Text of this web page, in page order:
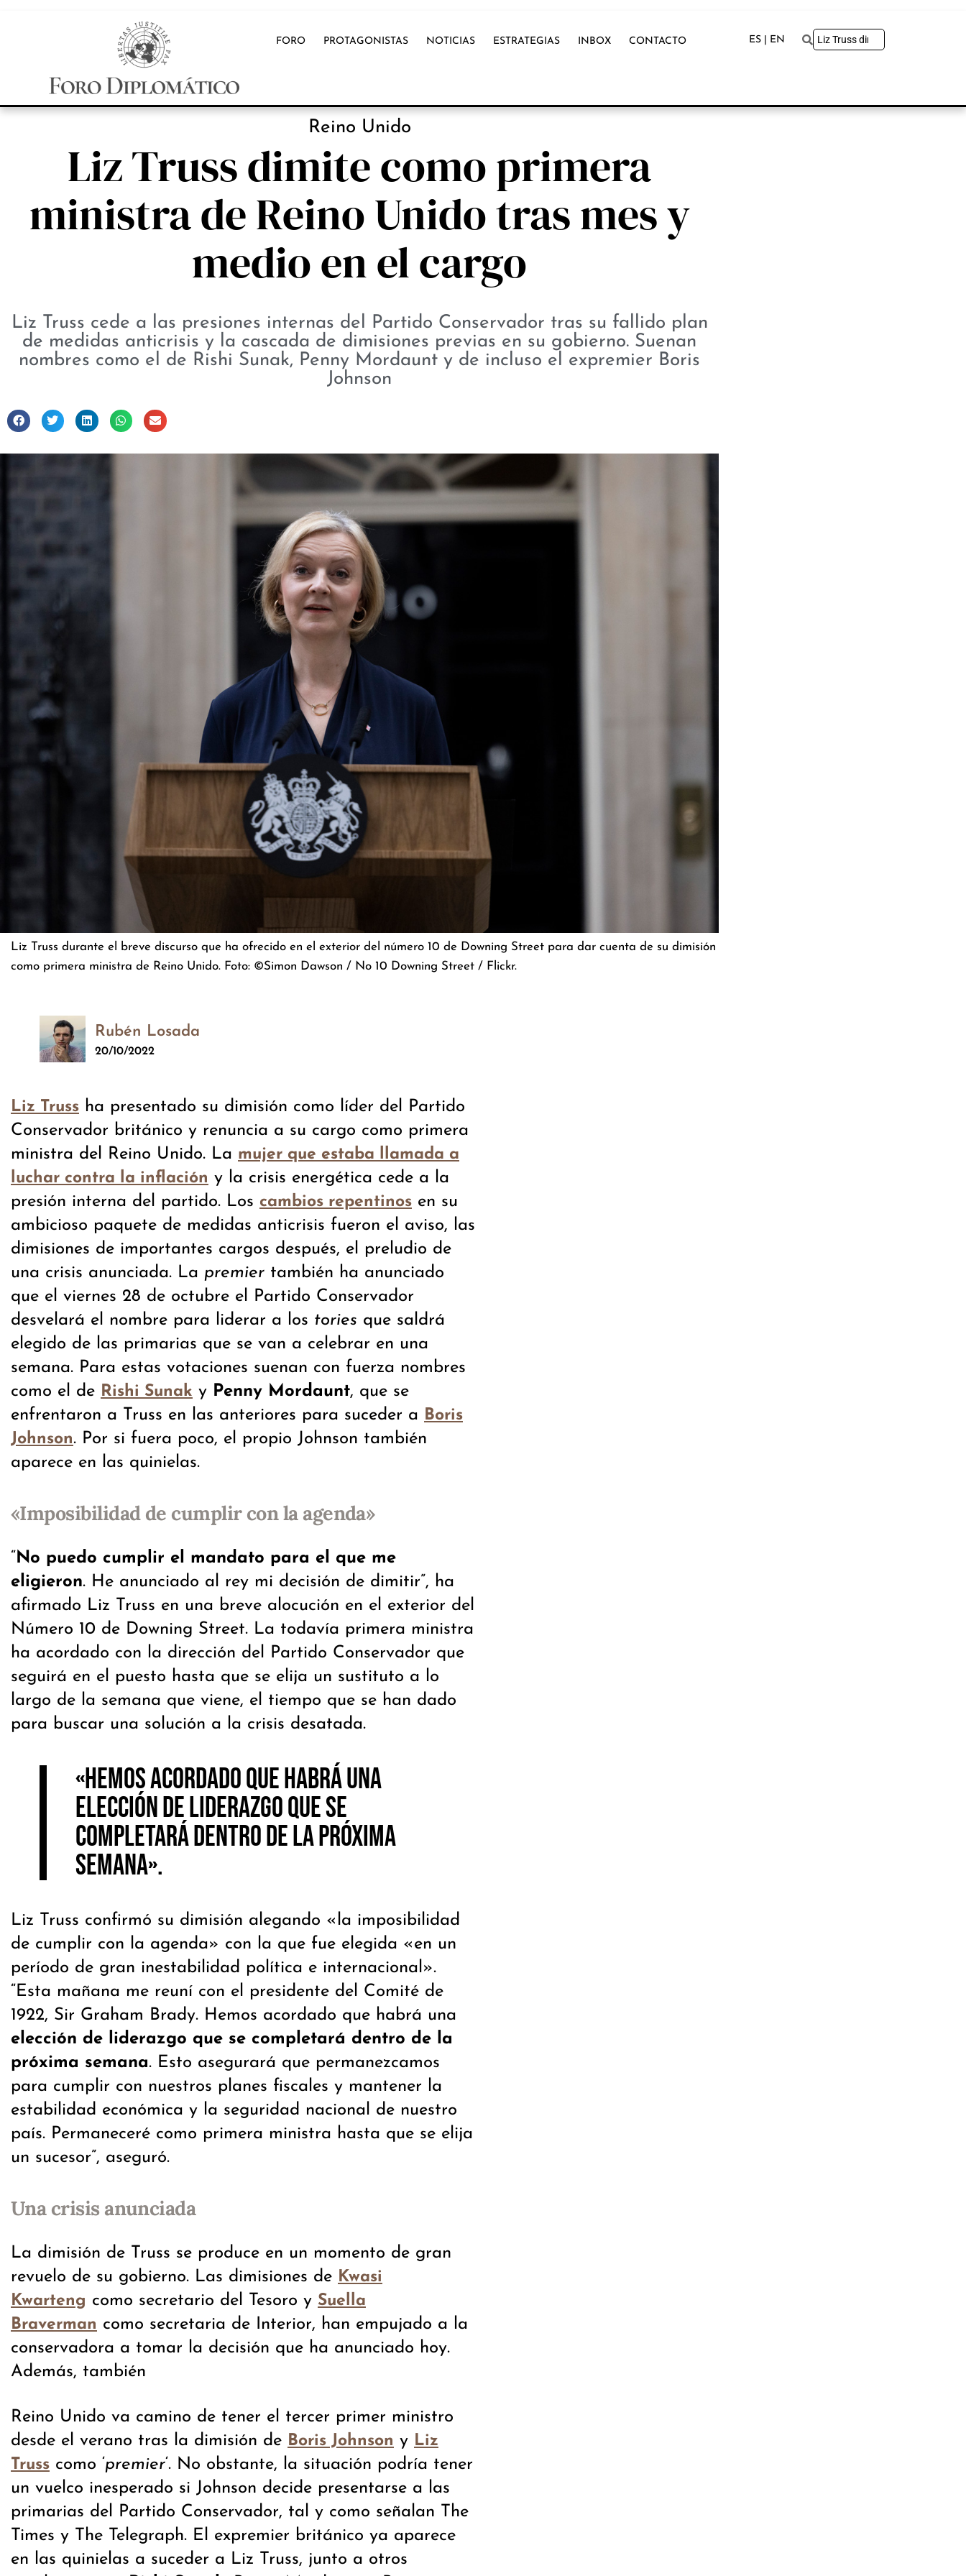
FORO PROTAGONISTAS NOTICIAS ESTRATEGIAS INBOX CONTACTO ES | EN
Reino Unido
Liz Truss dimite como primera
ministra de Reino Unido tras mes y
medio en el cargo
Liz Truss cede a las presiones internas del Partido Conservador tras su fallido plan
de medidas anticrisis y la cascada de dimisiones previas en su gobierno. Suenan
nombres como el de Rishi Sunak, Penny Mordaunt y de incluso el expremier Boris
Johnson
Liz Truss durante el breve discurso que ha ofrecido en el exterior del número 10 de Downing Street para dar cuenta de su dimisión
como primera ministra de Reino Unido. Foto: ©Simon Dawson / No 10 Downing Street / Flickr.
Rubén Losada
20/10/2022
Liz Truss ha presentado su dimisión como líder del Partido
Conservador británico y renuncia a su cargo como primera
ministra del Reino Unido. La mujer que estaba llamada a
luchar contra la inflación y la crisis energética cede a la
presión interna del partido. Los cambios repentinos en su
ambicioso paquete de medidas anticrisis fueron el aviso, las
dimisiones de importantes cargos después, el preludio de
una crisis anunciada. La premier también ha anunciado
que el viernes 28 de octubre el Partido Conservador
desvelará el nombre para liderar a los tories que saldrá
elegido de las primarias que se van a celebrar en una
semana. Para estas votaciones suenan con fuerza nombres
como el de Rishi Sunak y Penny Mordaunt, que se
enfrentaron a Truss en las anteriores para suceder a Boris
Johnson. Por si fuera poco, el propio Johnson también
aparece en las quinielas.
«Imposibilidad de cumplir con la agenda»
“No puedo cumplir el mandato para el que me
eligieron. He anunciado al rey mi decisión de dimitir”, ha
afirmado Liz Truss en una breve alocución en el exterior del
Número 10 de Downing Street. La todavía primera ministra
ha acordado con la dirección del Partido Conservador que
seguirá en el puesto hasta que se elija un sustituto a lo
largo de la semana que viene, el tiempo que se han dado
para buscar una solución a la crisis desatada.
«Hemos acordado que habrá una
elección de liderazgo que se
completará dentro de la próxima
semana».
Liz Truss confirmó su dimisión alegando «la imposibilidad
de cumplir con la agenda» con la que fue elegida «en un
período de gran inestabilidad política e internacional».
“Esta mañana me reuní con el presidente del Comité de
1922, Sir Graham Brady. Hemos acordado que habrá una
elección de liderazgo que se completará dentro de la
próxima semana. Esto asegurará que permanezcamos
para cumplir con nuestros planes fiscales y mantener la
estabilidad económica y la seguridad nacional de nuestro
país. Permaneceré como primera ministra hasta que se elija
un sucesor”, aseguró.
Una crisis anunciada
La dimisión de Truss se produce en un momento de gran
revuelo de su gobierno. Las dimisiones de Kwasi
Kwarteng como secretario del Tesoro y Suella
Braverman como secretaria de Interior, han empujado a la
conservadora a tomar la decisión que ha anunciado hoy.
Además, también
Reino Unido va camino de tener el tercer primer ministro
desde el verano tras la dimisión de Boris Johnson y Liz
Truss como ‘premier‘. No obstante, la situación podría tener
un vuelco inesperado si Johnson decide presentarse a las
primarias del Partido Conservador, tal y como señalan The
Times y The Telegraph. El expremier británico ya aparece
en las quinielas a suceder a Liz Truss, junto a otros